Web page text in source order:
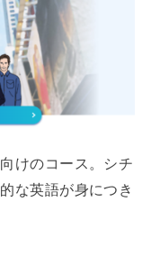
けのコース。シチ
な英語が身につき